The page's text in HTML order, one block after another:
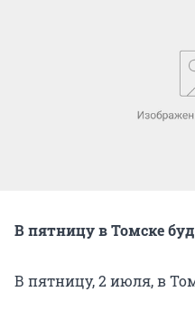
В пятницу в Томске
В пятницу, 2 июля, в